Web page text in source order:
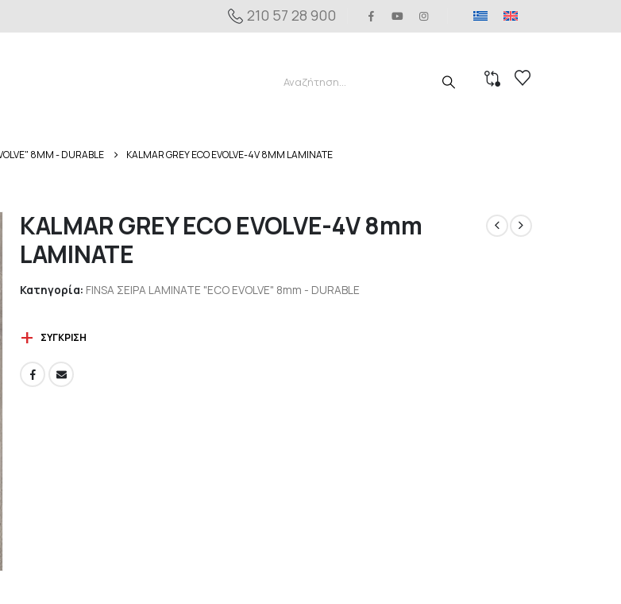
210 57 28 900
8MM - DURABLE KALMAR GREY ECO EVOLVE-4V 8MM LAMINATE
KALMAR GREY ECO EVOLVE-4V 8mm
LAMINATE
Κατηγορία: FINSA ΣΕΙΡΑ LAMINATE "ECO EVOLVE" 8mm - DURABLE
ΣΎΓΚΡΙΣΗ